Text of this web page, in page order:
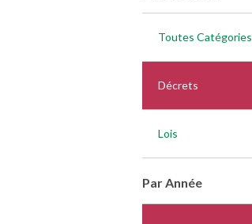
Toutes Catégories
Décrets
Lois
Par Année